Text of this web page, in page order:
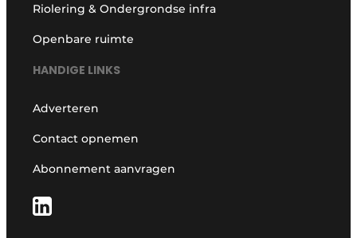
Riolering & Ondergrondse infra
Openbare ruimte
HANDIGE LINKS
Adverteren
Contact opnemen
Abonnement aanvragen